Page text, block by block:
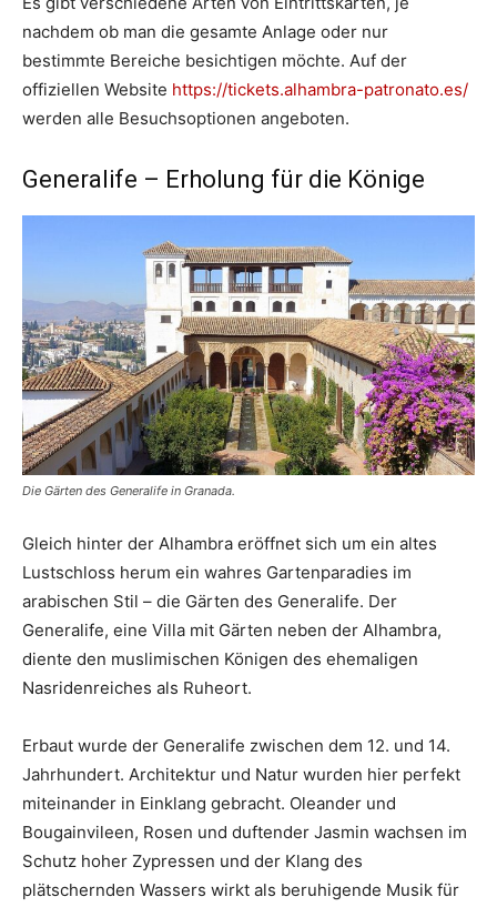
nachdem ob man die gesamte Anlage oder nur
bestimmte Bereiche besichtigen möchte. Auf der
offiziellen Website https://tickets.alhambra-patronato.es/
werden alle Besuchsoptionen angeboten.
Generalife – Erholung für die Könige
Die Gärten des Generalife in Granada.
Gleich hinter der Alhambra eröffnet sich um ein altes
Lustschloss herum ein wahres Gartenparadies im
arabischen Stil – die Gärten des Generalife. Der
Generalife, eine Villa mit Gärten neben der Alhambra,
diente den muslimischen Königen des ehemaligen
Nasridenreiches als Ruheort.
Erbaut wurde der Generalife zwischen dem 12. und 14.
Jahrhundert. Architektur und Natur wurden hier perfekt
miteinander in Einklang gebracht. Oleander und
Bougainvileen, Rosen und duftender Jasmin wachsen im
Schutz hoher Zypressen und der Klang des
plätschernden Wassers wirkt als beruhigende Musik für